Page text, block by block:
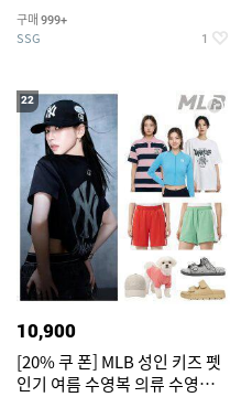
구매 999+
SSG 1
22
10,900
[20% 쿠 폰] MLB 성인 키즈 펫
인기 여름 수영복 의류 수영복